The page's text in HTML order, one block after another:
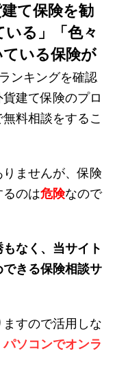
建て保険を勧
る」「色々
いる保険が
ンキングを確認
建て保険のプロ
無料相談をするこ
ませんが、保険
のは危険なので
なく、当サイト
きる保険相談サ
すので活用しな
パソコンでオンラ